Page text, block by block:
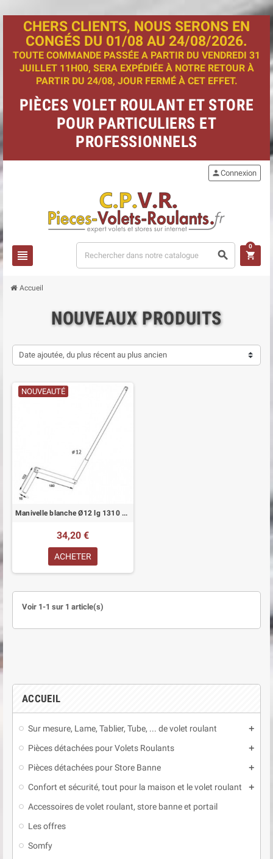
CHERS CLIENTS, NOUS SERONS EN
CONGÉS DU 01/08 AU 24/08/2026.
TOUTE COMMANDE PASSÉE A PARTIR DU VENDREDI 31
JUILLET 11H00, SERA EXPÉDIÉE À NOTRE RETOUR À
PARTIR DU 24/08, JOUR FERMÉ À CET EFFET.
PIÈCES VOLET ROULANT ET STORE
POUR PARTICULIERS ET
PROFESSIONNELS
view_headline search
personConnexion
shopping_cart
0
Accueil
ACCUEIL
Sur mesure, Lame, Tablier, Tube, ... de volet roulant add
Pièces détachées pour Volets Roulants add
Pièces détachées pour Store Banne add
Confort et sécurité, tout pour la maison et le volet roulant add
Accessoires de volet roulant, store banne et portail
Les offres
Somfy
NOUVEAUX PRODUITS
Date ajoutée, du plus récent au plus ancien
NOUVEAUTÉ
Manivelle blanche Ø12 lg 1310 mm avec clip
34,20 €
ACHETER
Voir 1-1 sur 1 article(s)